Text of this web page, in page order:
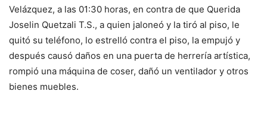
Velázquez, a las 01:30 horas, en contra de que Querida
Joselin Quetzali T.S., a quien jaloneó y la tiró al piso, le
quitó su teléfono, lo estrelló contra el piso, la empujó y
después causó daños en una puerta de herrería artística,
rompió una máquina de coser, dañó un ventilador y otros
bienes muebles.